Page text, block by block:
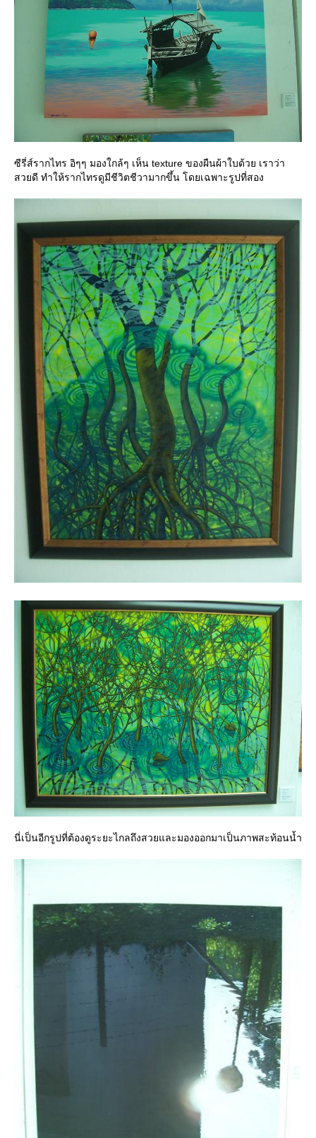
ซีรี่ส์รากไทร อิๆๆ มองใกล้ๆ เห็น texture ของผืนผ้าใบด้วย เราว่า
สวยดี ทำให้รากไทรดูมีชีวิตชีวามากขึ้น โดยเฉพาะรูปที่สอง
นี่เป็นอีกรูปที่ต้องดูระยะไกลถึงสวยและมองออกมาเป็นภาพสะท้อนน้ำ